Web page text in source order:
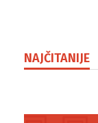
NAJČITANIJE